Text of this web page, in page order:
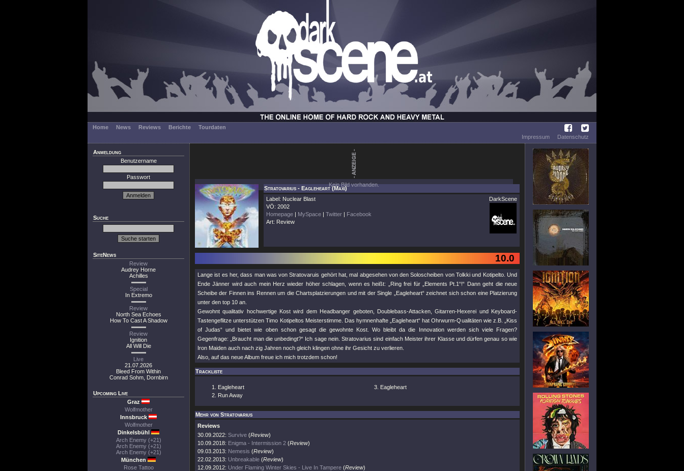
Home News Reviews Berichte
Tourdaten
Impressum
Datenschutz
Anmeldung
Benutzername
Passwort
Suche
SiteNews
Review
Audrey Horne
Achilles
Special
In Extremo
Review
North Sea Echoes
How To Cast A Shadow
Review
Ignition
All Will Die
Live
21.07.2026
Bleed From Within
Conrad Sohm, Dornbirn
Upcoming Live
Graz
Wolfmother
Innsbruck
Wolfmother
Dinkelsbühl
Arch Enemy (+21)
Arch Enemy (+21)
Arch Enemy (+21)
München
Rose Tattoo
Kein Bild vorhanden.
Stratovarius - Eagleheart (Maxi)
Label: Nuclear Blast
VÖ: 2002
Homepage | MySpace | Twitter | Facebook
Art: Review
DarkScene
10.0
Lange ist es her, dass man was von Stratovaruis gehört hat, mal abgesehen von den Soloscheiben von Tolkki und Kotipelto. Und
Ende Jänner wird auch mein Herz wieder höher schlagen, wenn es heißt: „Ring frei für „Elements Pt.1“!“ Dann geht die neue
Scheibe der Finnen ins Rennen um die Chartsplatzierungen und mit der Single „Eagleheart“ zeichnet sich schon eine Platzierung
unter den top 10 an.
Gewohnt qualitativ hochwertige Kost wird dem Headbanger geboten, Doublebass-Attacken, Gitarren-Hexerei und Keyboard-
Tastengeflitze unterstützen Timo Kotipeltos Meisterstimme. Das hymnenhafte „Eagleheart“ hat Ohrwurm-Qualitäten wie z.B. „Kiss
of Judas“ und bietet wie oben schon gesagt die gewohnte Kost. Wo bleibt da die Innovation werden sich viele Fragen?
Gegenfrage: „Braucht man die unbedingt?“ Ich sage nein. Stratovarius sind einfach Meister ihrer Klasse und dürfen genau so wie
Iron Maiden auch nach zig Jahren noch gleich klingen ohne ihr Gesicht zu verlieren.
Also, auf das neue Album freue ich mich trotzdem schon!
Trackliste
Eagleheart
Run Away
Eagleheart
Mehr von Stratovarius
Reviews
30.09.2022: Survive (Review)
10.09.2018: Enigma - Intermission 2 (Review)
09.03.2013: Nemesis (Review)
22.02.2013: Unbreakable (Review)
12.09.2012: Under Flaming Winter Skies - Live In Tampere (Review)